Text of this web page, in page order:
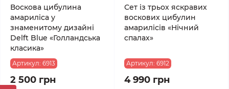
Воскова цибулина
амариліса у
знаменитому дизайні
Delft Blue «Голландська
класика»
Артикул: 6913
2 500 грн
Сет із трьох яскравих
воскових цибулин
амарилісів «Нічний
спалах»
Артикул: 6912
4 990 грн